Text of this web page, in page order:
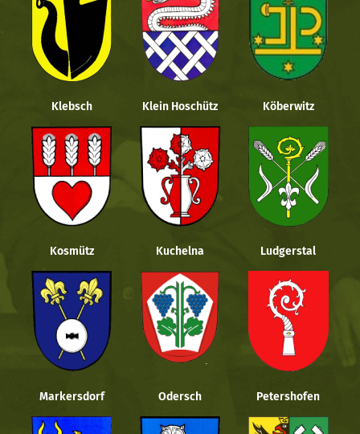
Klebsch Klein Hoschütz Köberwitz
Kosmütz Kuchelna Ludgerstal
Markersdorf Odersch Petershofen